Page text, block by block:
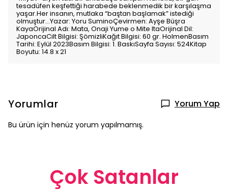
tesadüfen keşfettiği harabede beklenmedik bir karşılaşma
yaşar.Her insanın, mutlaka “baştan başlamak” istediği
olmuştur...Yazar: Yoru SuminoÇevirmen: Ayşe Büşra
KayaOrijinal Adı: Mata, Onaji Yume o Mite ItaOrijinal Dil:
JaponcaCilt Bilgisi: ŞömizliKağıt Bilgisi: 60 gr. HolmenBasım
Tarihi: Eylül 2023Basım Bilgisi: 1. BaskıSayfa Sayısı: 524Kitap
Boyutu: 14.8 x 21
Yorumlar Yorum Yap
Bu ürün için henüz yorum yapılmamış.
Çok Satanlar